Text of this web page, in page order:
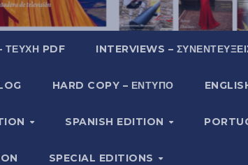
ΤΕΎΧΗ PDF INTERVIEWS –
HARD COPY – ΈΝΤΥΠΟ
SPANISH EDITION
SPECIAL EDITIONS